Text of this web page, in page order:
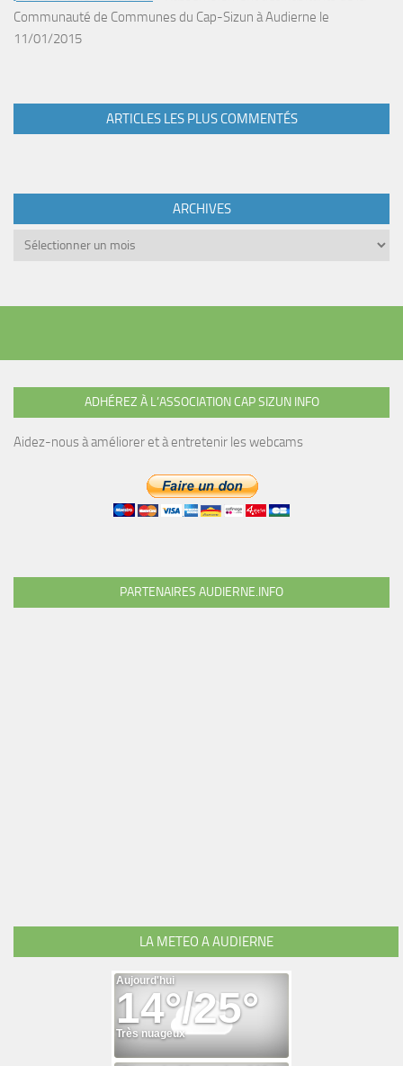
Communauté de Communes du Cap-Sizun à Audierne le
11/01/2015
ARTICLES LES PLUS COMMENTÉS
ARCHIVES
Archives
ADHÉREZ À L’ASSOCIATION CAP SIZUN INFO
Aidez-nous à améliorer et à entretenir les webcams
PARTENAIRES AUDIERNE.INFO
LA METEO A AUDIERNE